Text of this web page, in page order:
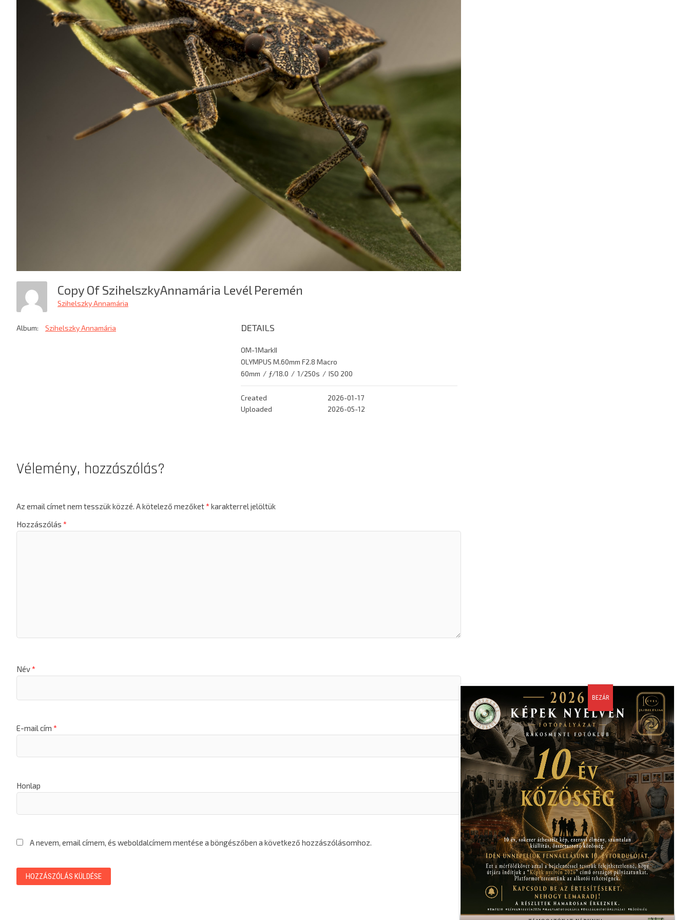
Copy Of SzihelszkyAnnamária Levél Peremén
Szihelszky Annamária
Album: Szihelszky Annamária DETAILS
OM-1MarkII
OLYMPUS M.60mm F2.8 Macro
60mm / ƒ/18.0 / 1/250s / ISO 200
Created
2026-01-17
Uploaded
2026-05-12
Vélemény, hozzászólás?
Az email címet nem tesszük közzé. A kötelező mezőket* karakterrel jelöltük
Hozzászólás *
Név*
E-mail cím *
Honlap
A nevem, email címem, és weboldalcímem mentése a böngészőben a következő hozzászólásomhoz.